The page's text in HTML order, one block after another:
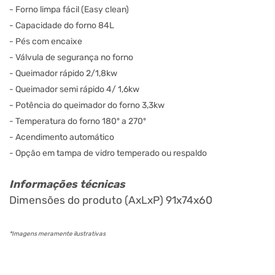
- Forno limpa fácil (Easy clean)
- Capacidade do forno 84L
- Pés com encaixe
- Válvula de segurança no forno
- Queimador rápido 2/1,8kw
- Queimador semi rápido 4/ 1,6kw
- Potência do queimador do forno 3,3kw
- Temperatura do forno 180º a 270º
- Acendimento automático
- Opção em tampa de vidro temperado ou respaldo
Informações técnicas
Dimensões do produto (AxLxP) 91x74x60
*Imagens meramente ilustrativas